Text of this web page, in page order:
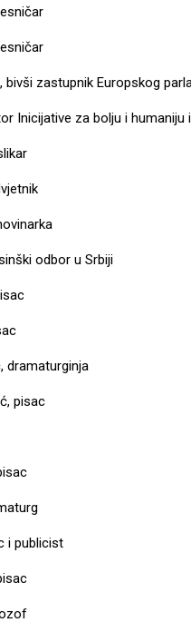
bivši zastupnik Europskog
Inicijative za bolju i humaniju
odbor u Srbiji
dramaturginja
pisac
i publicist